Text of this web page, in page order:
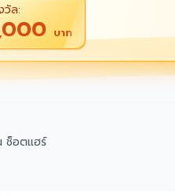
วัล:
บาท
ช็อตแฮร์